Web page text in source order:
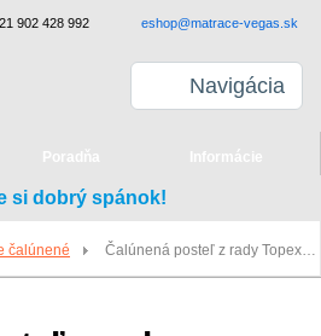
si dobrý spánok!
čalúnené Čalúnená posteľ z rady Topexclusive Quatro - s dlhým čelom
902 428 992 eshop@matrace-vegas.sk
Navigácia
Poradňa Informácie